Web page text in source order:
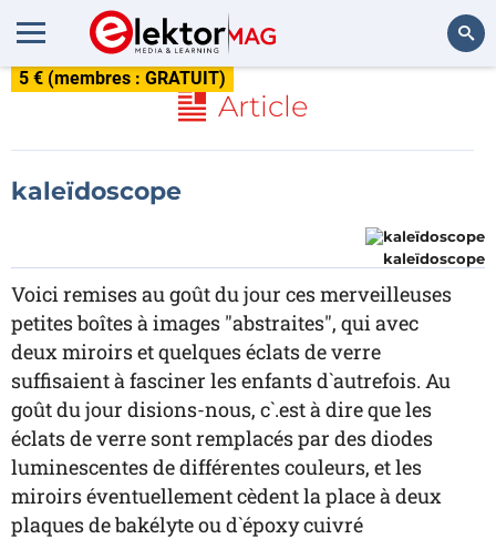
5 € (membres : GRATUIT)
Article
kaleïdoscope
kaleïdoscope
Voici remises au goût du jour ces merveilleuses
petites boîtes à images "abstraites", qui avec
deux miroirs et quelques éclats de verre
suffisaient à fasciner les enfants d`autrefois. Au
goût du jour disions-nous, c`.est à dire que les
éclats de verre sont remplacés par des diodes
luminescentes de différentes couleurs, et les
miroirs éventuellement cèdent la place à deux
plaques de bakélyte ou d`époxy cuivré